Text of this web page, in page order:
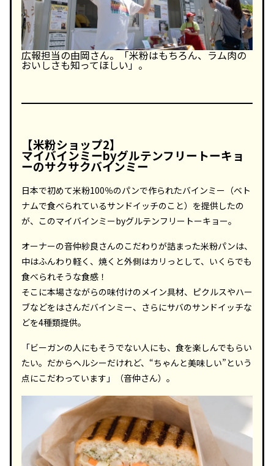
広報担当の由岡さん。「米粉はもちろん、ラム肉の
おいしさも知ってほしい」。
【米粉ショップ2】
マイバインミーbyグルテンフリートーキョ
ーのサクサクバインミー
日本で初めて米粉100％のパンで作られたバインミー（ベト
ナムで食べられているサンドイッチのこと）を提供したの
が、このマイバインミーbyグルテンフリートーキョー。
オーナーの音仲紗良さんのこだわりが詰まった米粉パンは、
中はふんわり軽く、焼くと外側はカリっとして、いくらでも
食べられそうな食感！
そこに本場さながらの味付けのメイン具材、ピクルスやハー
ブなどをはさんだバインミー、さらにサバのサンドイッチな
どを4種類提供。
「ビーガンの人にもそうでない人にも、食を楽しんでもらい
たい。だからヘルシーだけれど、“ちゃんと美味しい”という
点にこだわっています」（音仲さん）。